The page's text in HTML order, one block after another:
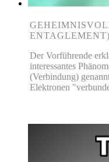
ENTAGLEMENT)
Der Vorführende
interessantes
(Verbindung)
Elektronen